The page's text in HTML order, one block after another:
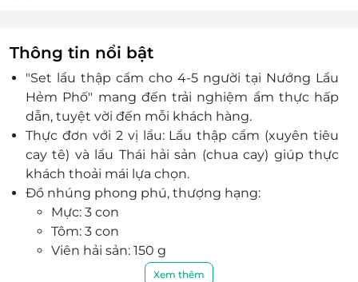
Thông tin nổi bật
"Set lẩu thập cẩm cho 4-5 người tại Nướng Lẩu
Hẻm Phố" mang đến trải nghiệm ẩm thực hấp
dẫn, tuyệt vời đến mỗi khách hàng.
Thực đơn với 2 vị lẩu: Lẩu thập cẩm (xuyên tiêu
cay tê) và lẩu Thái hải sản (chua cay) giúp thực
khách thoải mái lựa chọn.
Đồ nhúng phong phú, thượng hạng:
Mực: 3 con
Tôm: 3 con
Viên hải sản: 150 g
Bò cuộn nấm: 3 cuộn
Xem thêm